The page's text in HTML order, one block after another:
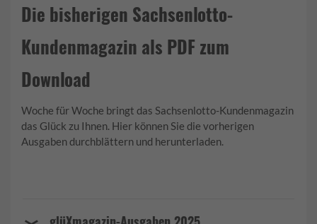
Die bisherigen Sachsenlotto-
Kundenmagazin als PDF zum
Download
Woche für Woche bringt das Sachsenlotto-Kundenmagazin
das Glück zu Ihnen. Hier können Sie die vorherigen
Ausgaben durchblättern und herunterladen.